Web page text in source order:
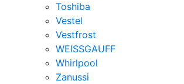
Toshiba
Vestel
Vestfrost
WEISSGAUFF
Whirlpool
Zanussi